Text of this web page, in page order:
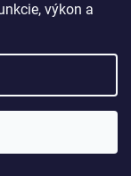
výkon a
DETAIL